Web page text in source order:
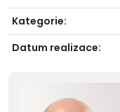
Kategorie:
Datum realizace: